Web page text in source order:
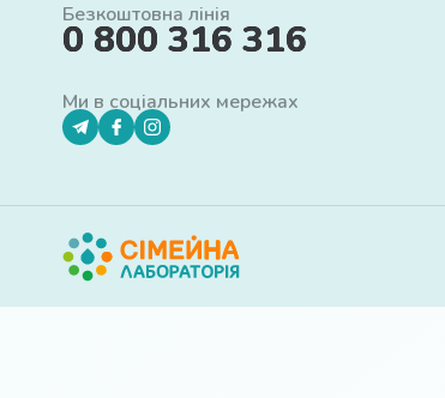
Безкоштовна лінія
0 800 316 316
Ми в соціальних мережах